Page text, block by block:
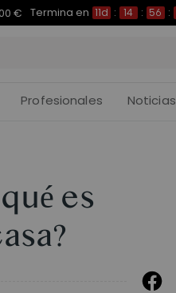
€ Termina en 11d : 14 : 56 :
Profesionales Noticias
es